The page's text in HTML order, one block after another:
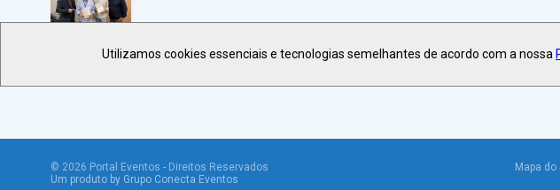
© 2026 Portal Eventos - Direitos Reservados
Um produto by Grupo Conecta Eventos
Mapa do
Utilizamos cookies essenciais e tecnologias semelhantes de acordo com a nossa